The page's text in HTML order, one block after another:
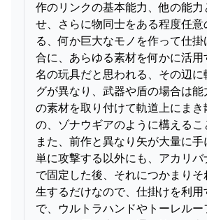
作のリンクの基本能力、他の能
せ、さらに物同士をある程度任
る、何か巨大なモノを作って仕
合に、あらゆる素材を何かに活
名の玩具だと思われる、その辺
グが異なり、武器や盾の場合は
の素材を取り付けて軌道上にま
の、ゾナウギアのように構える
また、前作と異なり矢が大量に
単に攻撃する以外にも、アカリ
で固定した後、それにつかまり
生するだけなので、仕掛けを利
で、ウルトラハンドやトーレル